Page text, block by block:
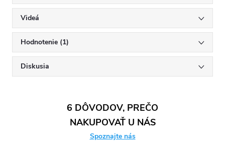
Videá
Hodnotenie (1)
Diskusia
6 DÔVODOV, PREČO
NAKUPOVAŤ U NÁS
Spoznajte nás